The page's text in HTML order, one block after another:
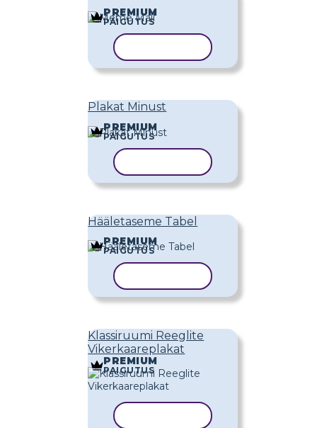
PREMIUM
PAIGUTUS
Plakat Minust
PREMIUM
PAIGUTUS
Hääletaseme Tabel
PREMIUM
PAIGUTUS
Klassiruumi Reeglite
Vikerkaareplakat
PREMIUM
PAIGUTUS